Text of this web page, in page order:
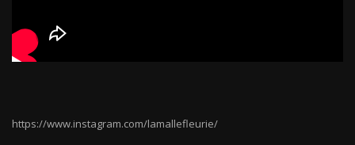
https://www.instagram.com/lamallefleurie/